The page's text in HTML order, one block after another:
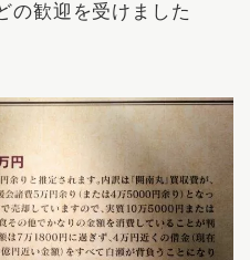
の歓迎を受けました